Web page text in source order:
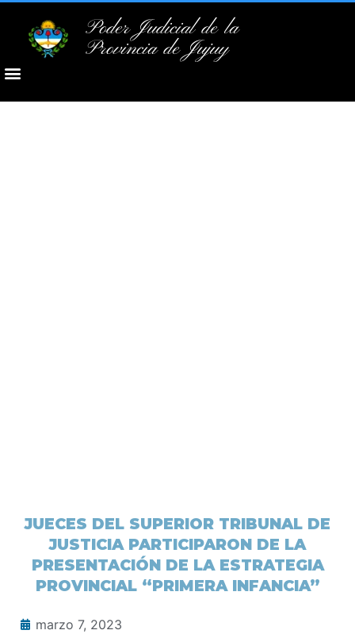
Poder Judicial de la
Provincia de Jujuy
JUECES DEL SUPERIOR TRIBUNAL DE
JUSTICIA PARTICIPARON DE LA
PRESENTACIÓN DE LA ESTRATEGIA
PROVINCIAL “PRIMERA INFANCIA”
marzo 7, 2023